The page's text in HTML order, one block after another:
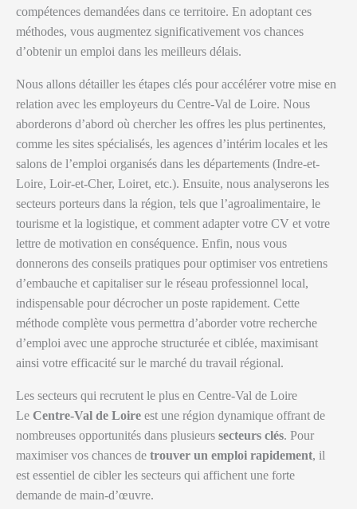
compétences demandées dans ce territoire. En adoptant ces
méthodes, vous augmentez significativement vos chances
d’obtenir un emploi dans les meilleurs délais.
Nous allons détailler les étapes clés pour accélérer votre mise en
relation avec les employeurs du Centre-Val de Loire. Nous
aborderons d’abord où chercher les offres les plus pertinentes,
comme les sites spécialisés, les agences d’intérim locales et les
salons de l’emploi organisés dans les départements (Indre-et-
Loire, Loir-et-Cher, Loiret, etc.). Ensuite, nous analyserons les
secteurs porteurs dans la région, tels que l’agroalimentaire, le
tourisme et la logistique, et comment adapter votre CV et votre
lettre de motivation en conséquence. Enfin, nous vous
donnerons des conseils pratiques pour optimiser vos entretiens
d’embauche et capitaliser sur le réseau professionnel local,
indispensable pour décrocher un poste rapidement. Cette
méthode complète vous permettra d’aborder votre recherche
d’emploi avec une approche structurée et ciblée, maximisant
ainsi votre efficacité sur le marché du travail régional.
Les secteurs qui recrutent le plus en Centre-Val de Loire
Le Centre-Val de Loire est une région dynamique offrant de
nombreuses opportunités dans plusieurs secteurs clés. Pour
maximiser vos chances de trouver un emploi rapidement, il
est essentiel de cibler les secteurs qui affichent une forte
demande de main-d’œuvre.